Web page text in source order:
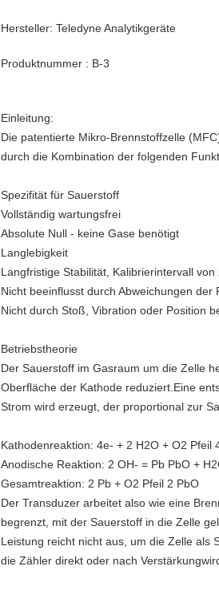
Hersteller: Teledyne Analytikgeräte
Produktnummer : B-3
Einleitung:
Die patentierte Mikro-Brennstoffzelle
durch die Kombination der folgenden
Spezifität für Sauerstoff
Vollständig wartungsfrei
Absolute Null - keine Gase benötigt
Langlebigkeit
Langfristige Stabilität, Kalibrierintervall
Nicht beeinflusst durch Abweichungen der
Nicht durch Stoß, Vibration oder Position
Betriebstheorie
Der Sauerstoff im Gasraum um die Zelle
Oberfläche der Kathode reduziert.Eine
Strom wird erzeugt, der proportional zur
Kathodenreaktion: 4e- + 2 H2O + O2 Pfeil
Anodische Reaktion: 2 OH- = Pb PbO +
Gesamtreaktion: 2 Pb + O2 Pfeil 2 PbO
Der Transduzer arbeitet also wie eine
begrenzt, mit der Sauerstoff in die Zelle
Leistung reicht nicht aus, um die Zelle als
die Zähler direkt oder nach